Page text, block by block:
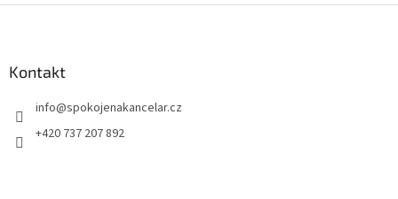
Kontakt
info@spokojenakancelar.cz
+420 737 207 892